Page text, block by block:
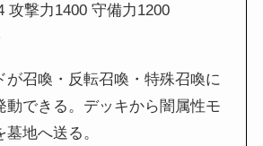
攻撃力1400 守備力1200
召喚・反転召喚・特殊召喚に
動できる。デッキから闇属性モ
地へ送る。